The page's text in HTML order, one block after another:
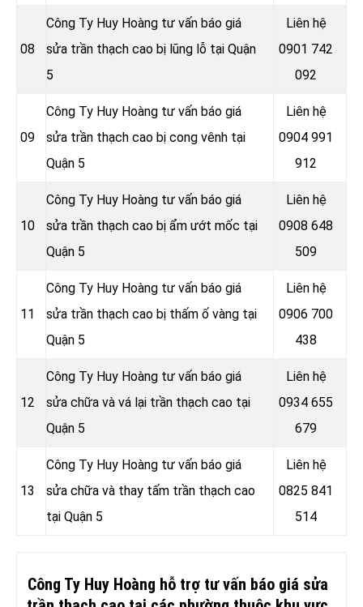
08
Công Ty Huy Hoàng tư vấn báo giá
sửa trần thạch cao bị lũng lỗ tại Quận
5
Liên hệ
0901 742
092
09
Công Ty Huy Hoàng tư vấn báo giá
sửa trần thạch cao bị cong vênh tại
Quận 5
Liên hệ
0904 991
912
10
Công Ty Huy Hoàng tư vấn báo giá
sửa trần thạch cao bị ẩm ướt mốc tại
Quận 5
Liên hệ
0908 648
509
11
Công Ty Huy Hoàng tư vấn báo giá
sửa trần thạch cao bị thấm ố vàng tại
Quận 5
Liên hệ
0906 700
438
12
Công Ty Huy Hoàng tư vấn báo giá
sửa chữa và vá lại trần thạch cao tại
Quận 5
Liên hệ
0934 655
679
13
Công Ty Huy Hoàng tư vấn báo giá
sửa chữa và thay tấm trần thạch cao
tại Quận 5
Liên hệ
0825 841
514
Công Ty Huy Hoàng hỗ trợ tư vấn báo giá sửa